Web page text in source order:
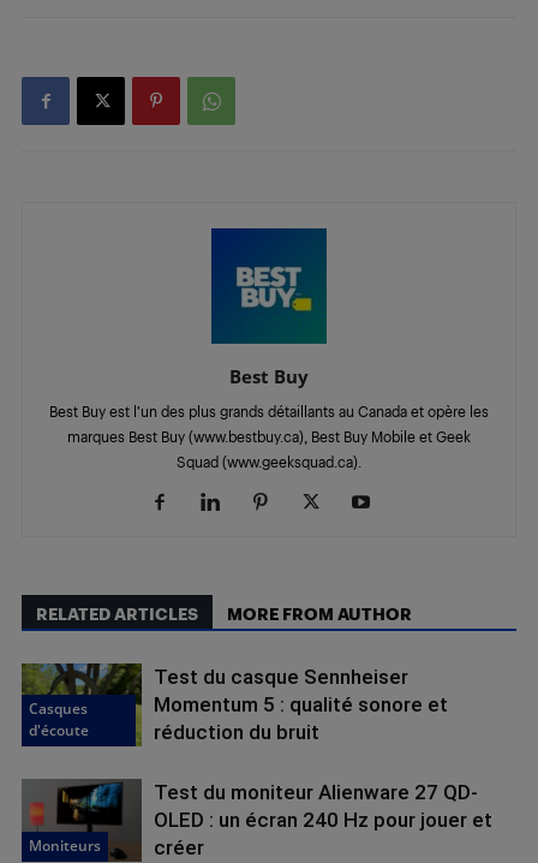
Best Buy
Best Buy est l’un des plus grands détaillants au Canada et opère les
marques Best Buy (www.bestbuy.ca), Best Buy Mobile et Geek
Squad (www.geeksquad.ca).
RELATED ARTICLES MORE FROM AUTHOR
Casques
d'écoute
Test du casque Sennheiser
Momentum 5 : qualité sonore et
réduction du bruit
Moniteurs
Test du moniteur Alienware 27 QD-
OLED : un écran 240 Hz pour jouer et
créer